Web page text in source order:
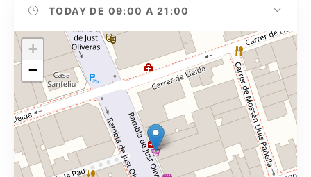
TODAY DE 09:00 A 21:00
+
−